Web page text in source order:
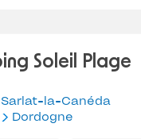
Soleil Plage
Sarlat-la-Canéda
Dordogne